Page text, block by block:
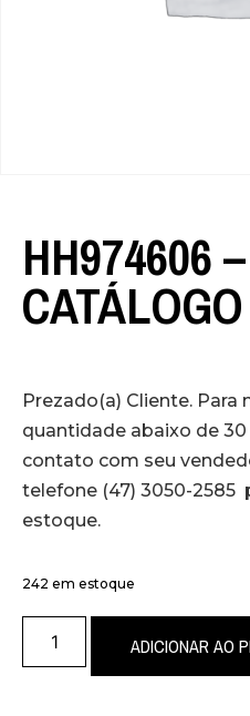
HH974606 –
Prezado(a) Cliente. Para
quantidade abaixo de
contato com seu
telefone (47) 3050-2585
estoque.
242 em estoque
ADICIONAR AO